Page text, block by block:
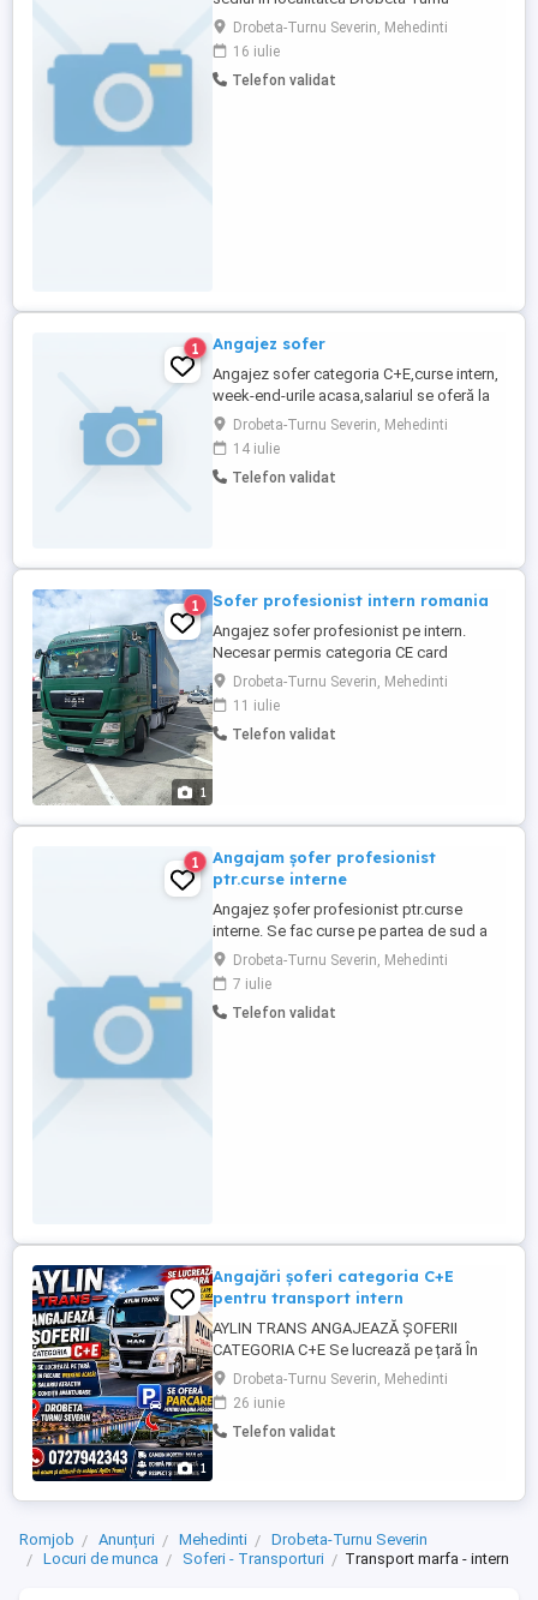
Severin, angajeaza pe perioada
nederminata conducatori transport rutier
marfuri-6 persoane . Se cere experienta
minim 6 luni vechime. Cv se trimit pe WP,
Drobeta-Turnu Severin, Mehedinti
16 iulie
Telefon validat
1 Angajez sofer
Angajez sofer categoria C+E,curse intern,
week-end-urile acasa,salariul se oferă la
timp,o dată sau de două ori pe luna in
funcție de dorinta șoferului.Garajul este la
Severin.Mai multe detalii la tel 0741345208
Drobeta-Turnu Severin, Mehedinti
14 iulie
Telefon validat
1
1 Sofer profesionist intern romania
Angajez sofer profesionist pe intern.
Necesar permis categoria CE card
tahograf si atestat profesional de
transport marfa. Se lucreaza doar la
program pe toata tara. Se lucreaza cu
schimb de remorci. . Pauzele de weekend
Drobeta-Turnu Severin, Mehedinti
11 iulie
Telefon validat
1
Angajam șofer profesionist
ptr.curse interne
Angajez șofer profesionist ptr.curse
interne. Se fac curse pe partea de sud a
tarii Se cere permis categoria C C +E
Atestat transport marfă . minim 6 luni
experiență. Se oferă salariu atractiv 7000
in creștere. Wekendurile se fac acasă. Mai
Drobeta-Turnu Severin, Mehedinti
7 iulie
Telefon validat
1
Angajări șoferi categoria C+E
pentru transport intern
AYLIN TRANS ANGAJEAZĂ ȘOFERII
CATEGORIA C+E Se lucrează pe țară În
fiecare weekend acasă! Se lucrează pe
țară În fiecare weekend acasă! Salariu
atractiv Condiții avantajoase Drobeta
Turnu Severin Se oferă parcare pentru
...
Drobeta-Turnu Severin, Mehedinti
26 iunie
Telefon validat
Romjob Anunțuri Mehedinti
Drobeta-Turnu Severin
Locuri de munca
Soferi - Transporturi Transport marfa - intern